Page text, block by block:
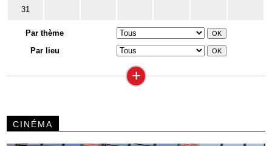
31
Par thème
Par lieu
+
CINÉMA